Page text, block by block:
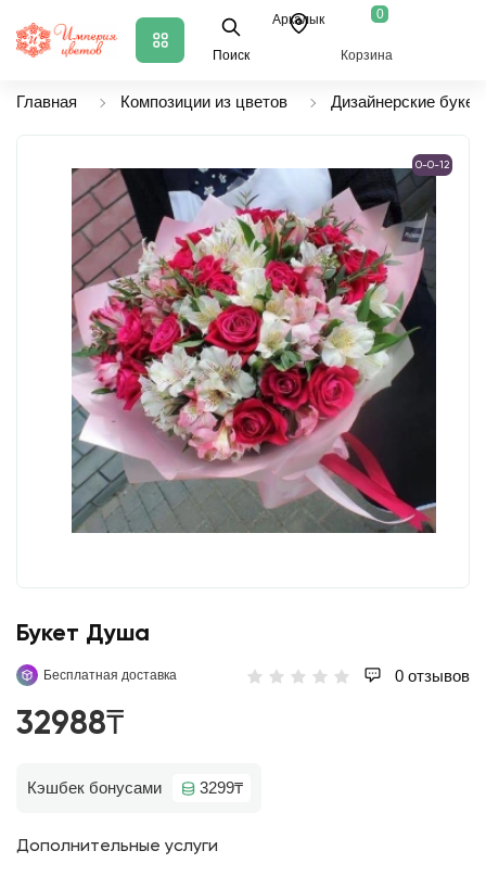
Поиск
Аркалык 0
Корзина
Главная Композиции из цветов Дизайнерские
0-0-12
Букет Душа
Бесплатная доставка 0 отзывов
32988₸
Кэшбек бонусами 3299₸
Дополнительные услуги